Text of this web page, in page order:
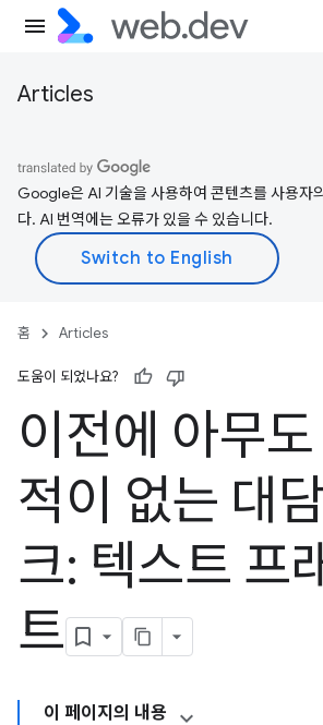
Articles
Google은 AI 기술을 사용하여 콘텐츠를 사용자
다. AI 번역에는 오류가 있을 수 있습니다.
홈 Articles
도움이 되었나요?
이전에 아무
적이 없는 대
크: 텍스트 프
트
이 페이지의 내용